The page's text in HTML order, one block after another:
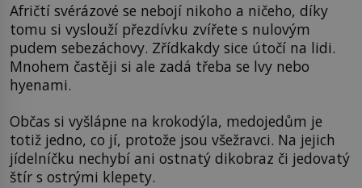
Afričtí svérázové se nebojí nikoho a ničeho, díky
tomu si vyslouží přezdívku zvířete s nulovým
pudem sebezáchovy. Zřídkakdy sice útočí na lidi.
Mnohem častěji si ale zadá třeba se lvy nebo
hyenami.
Občas si vyšlápne na krokodýla, medojedům je
totiž jedno, co jí, protože jsou všežravci. Na jejich
jídelníčku nechybí ani ostnatý dikobraz či jedovatý
štír s ostrými klepety.